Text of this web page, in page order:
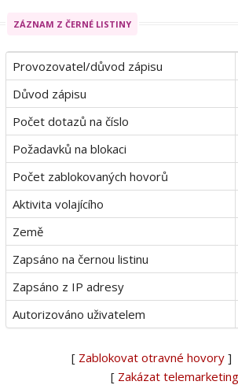
ZÁZNAM Z ČERNÉ LISTINY
Provozovatel/důvod zápisu
Důvod zápisu
Počet dotazů na číslo
Požadavků na blokaci
Počet zablokovaných hovorů
Aktivita volajícího
Země
Zapsáno na černou listinu
Zapsáno z IP adresy
Autorizováno uživatelem
[ Zablokovat otravné hovory]
[ Zakázat